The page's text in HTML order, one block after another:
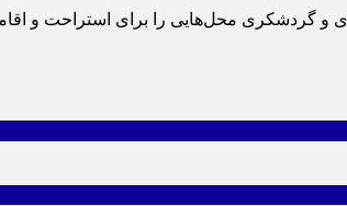
محل‌هایی را برای استراحت و اقامت